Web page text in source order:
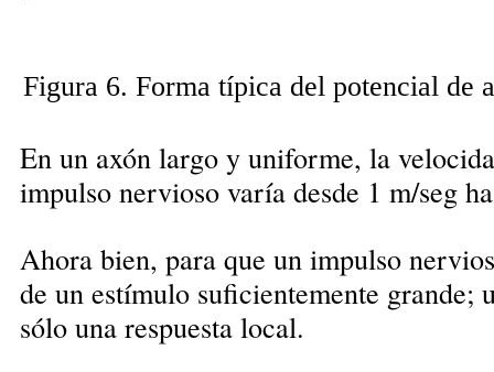
Figura 6. Forma típica del potencial de
En un axón largo y uniforme, la
impulso nervioso varía desde 1 m/seg
Ahora bien, para que un impulso
de un estímulo suficientemente grande;
sólo una respuesta local.